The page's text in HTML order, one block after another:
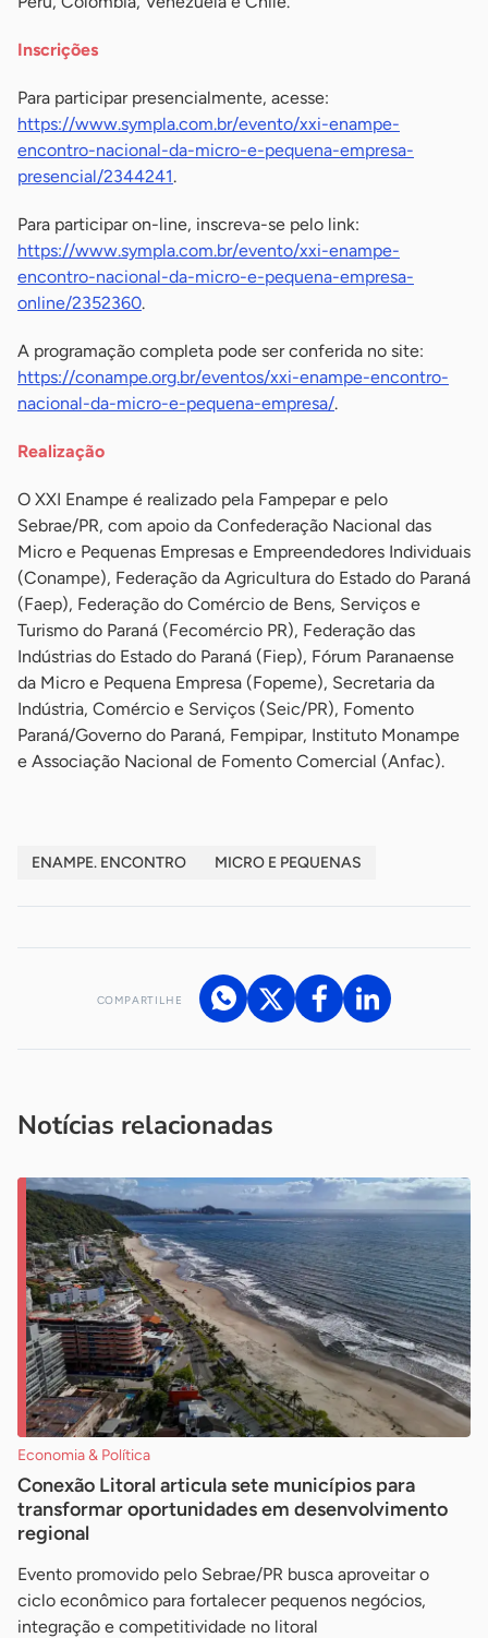
Inscrições
Para participar presencialmente, acesse:
https://www.sympla.com.br/evento/xxi-enampe-
encontro-nacional-da-micro-e-pequena-empresa-
presencial/2344241.
Para participar on-line, inscreva-se pelo link:
https://www.sympla.com.br/evento/xxi-enampe-
encontro-nacional-da-micro-e-pequena-empresa-
online/2352360.
A programação completa pode ser conferida no site:
https://conampe.org.br/eventos/xxi-enampe-encontro-
nacional-da-micro-e-pequena-empresa/.
Realização
O XXI Enampe é realizado pela Fampepar e pelo
Sebrae/PR, com apoio da Confederação Nacional das
Micro e Pequenas Empresas e Empreendedores Individuais
(Conampe), Federação da Agricultura do Estado do Paraná
(Faep), Federação do Comércio de Bens, Serviços e
Turismo do Paraná (Fecomércio PR), Federação das
Indústrias do Estado do Paraná (Fiep), Fórum Paranaense
da Micro e Pequena Empresa (Fopeme), Secretaria da
Indústria, Comércio e Serviços (Seic/PR), Fomento
Paraná/Governo do Paraná, Fempipar, Instituto Monampe
e Associação Nacional de Fomento Comercial (Anfac).
ENAMPE. ENCONTRO MICRO E PEQUENAS
COMPARTILHE
Notícias relacionadas
Economia & Política
Conexão Litoral articula sete municípios para
transformar oportunidades em desenvolvimento
regional
Evento promovido pelo Sebrae/PR busca aproveitar o
ciclo econômico para fortalecer pequenos negócios,
integração e competitividade no litoral